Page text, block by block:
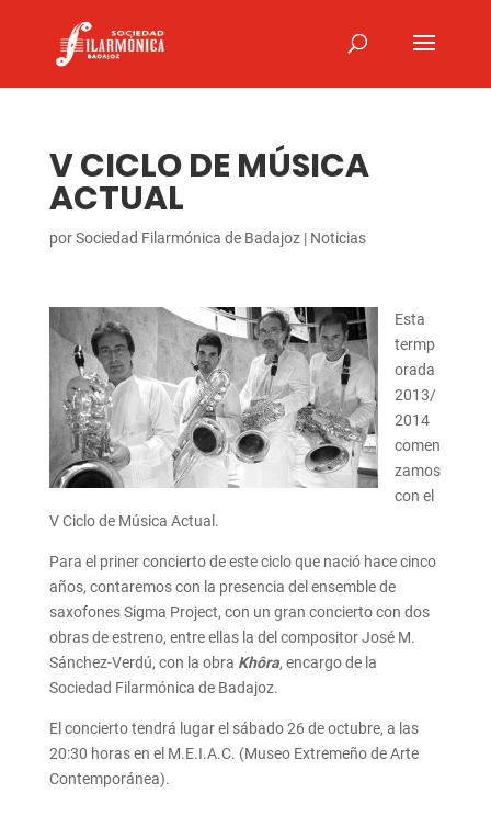
V CICLO DE MÚSICA
ACTUAL
porSociedad Filarmónica de Badajoz| Noticias
Esta
termp
orada
2013/
2014
comen
zamos
con el
V Ciclo de Música Actual.
Para el priner concierto de este ciclo que nació hace cinco
años, contaremos con la presencia del ensemble de
saxofones Sigma Project, con un gran concierto con dos
obras de estreno, entre ellas la del compositor José M.
Sánchez-Verdú, con la obra Khôra, encargo de la
Sociedad Filarmónica de Badajoz.
El concierto tendrá lugar el sábado 26 de octubre, a las
20:30 horas en el M.E.I.A.C. (Museo Extremeño de Arte
Contemporánea).